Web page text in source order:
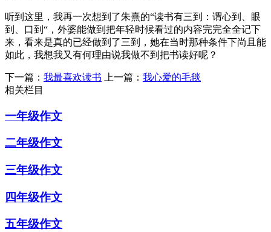
听到这里，我再一次想到了朱熹的“读书有三到：谓心到、眼
到、口到“，外婆能做到把年轻时候看过的内容完完全全记下
来，看来是真的已经做到了三到，她在当时那种条件下尚且能
如此，我想我又有何理由说我做不到把书读好呢？
下一篇： 我最喜欢读书 上一篇： 我心爱的毛毯
相关栏目
一年级作文
二年级作文
三年级作文
四年级作文
五年级作文